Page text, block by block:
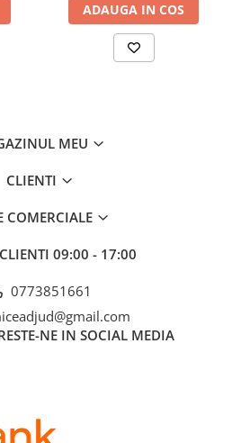
ADAUGA IN COS
MEU
CLIENTI
COMERCIALE
09:00 - 17:00
0773851661
NE IN SOCIAL MEDIA